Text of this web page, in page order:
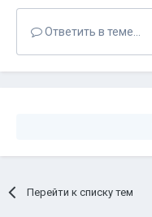
Ответить в теме...
Перейти к списку тем